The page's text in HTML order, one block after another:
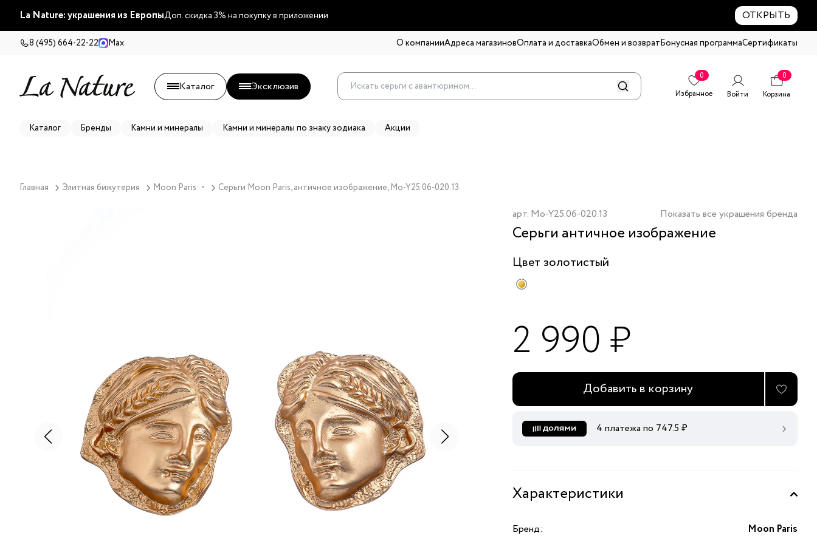
La Nature: украшения из ЕвропыДоп. скидка 3% на покупку в приложении ОТКРЫТЬ
8 (495) 664-22-22 Max О компанииАдреса магазиновОплата и доставкаОбмен и возвратБонусная программаСертификаты
Каталог Эксклюзив
0
Избранное
Войти
0
Корзина
Каталог Бренды Камни и минералы Камни и минералы по знаку зодиака Акции
Главная Элитная бижутерия Moon Paris ▼ Серьги Moon Paris, античное изображение, Mo-Y25.06-020.13
арт. Mo-Y25.06-020.13 Показать все украшения бренда
Серьги античное изображение
Цвет золотистый
2 990 ₽
Добавить в корзину
4 платежа по 747.5 ₽
Характеристики
Бренд:
Moon Paris